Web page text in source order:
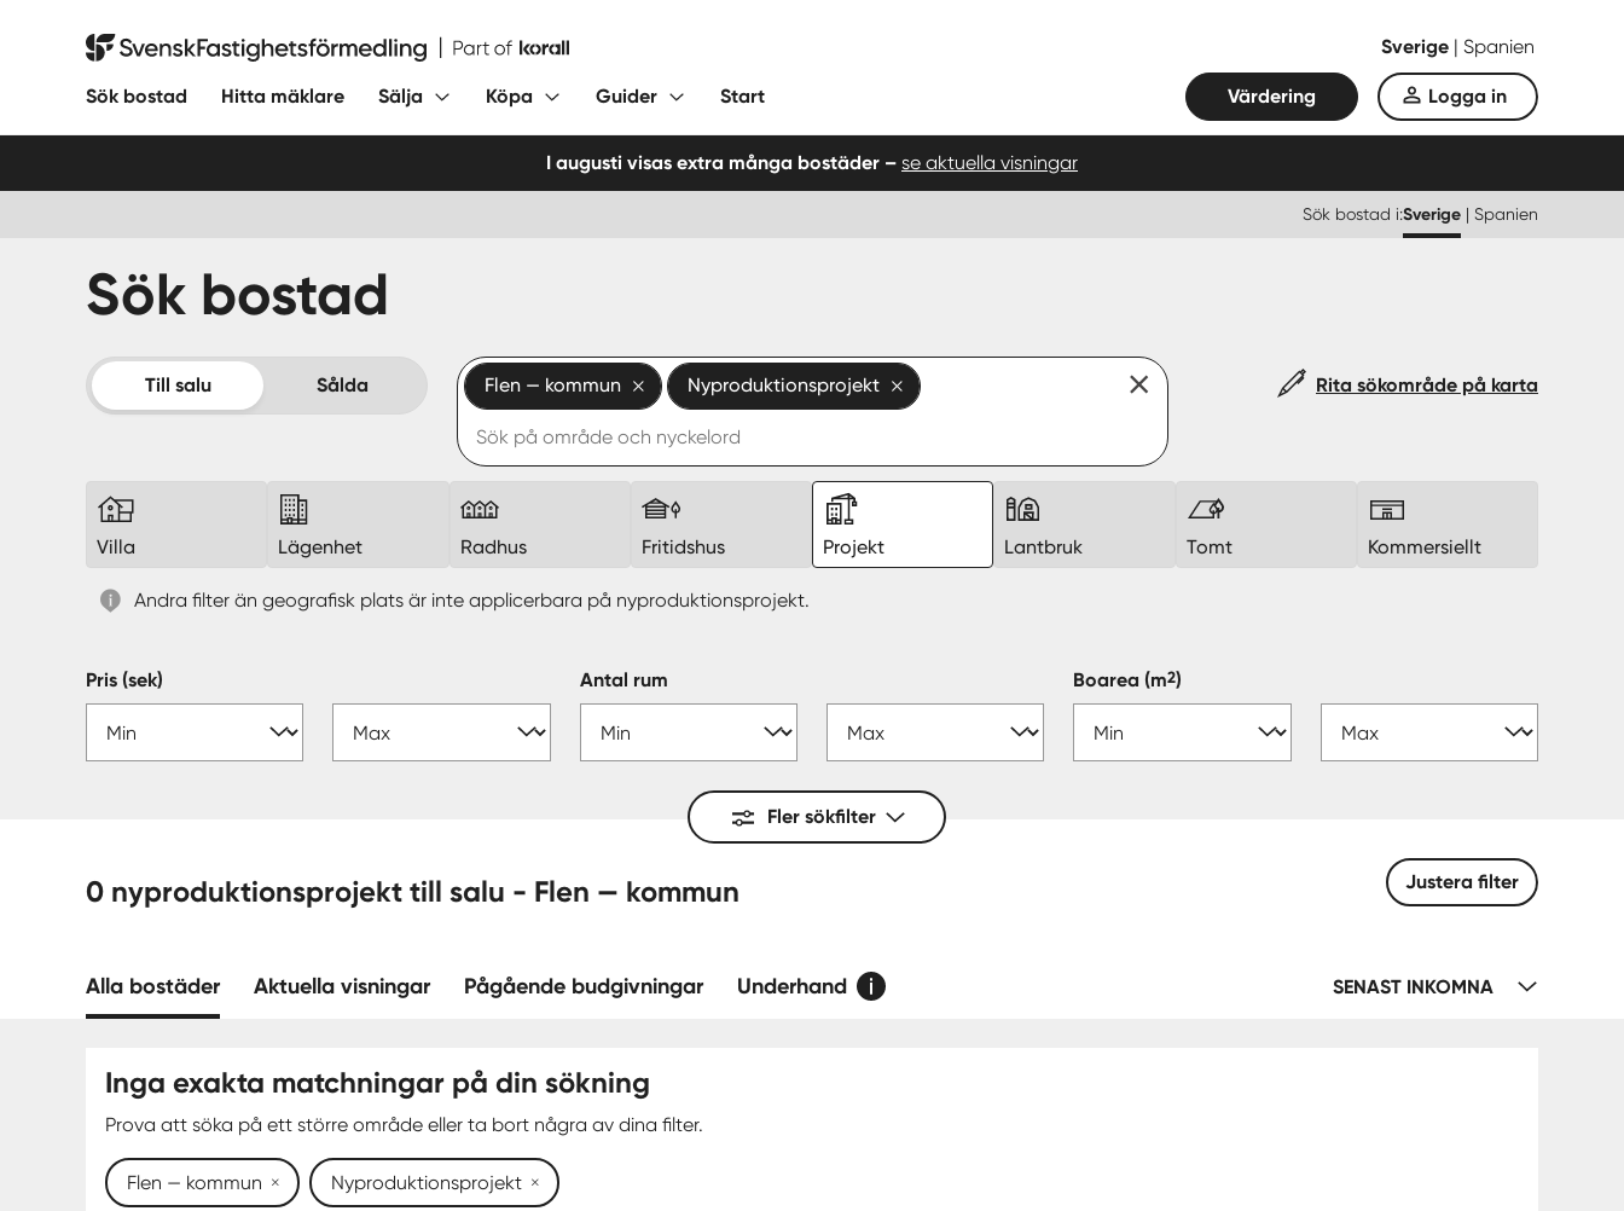
Svensk Fastighetsförmedling Sverige | Spanien
Sök bostad Hitta mäklare Sälja Köpa Guider Start Värdering Logga in
I augusti visas extra många bostäder – se aktuella visningar
Sök bostad i:Sverige | Spanien
Sök bostad
Till salu Sålda Flen — kommun Nyproduktionsprojekt Rita sökområde på karta
Villa Lägenhet Radhus Fritidshus Projekt Lantbruk Tomt Kommersiellt
Andra filter än geografisk plats är inte applicerbara på nyproduktionsprojekt.
Pris (sek) Antal rum Boarea(m2)
Fler sökfilter
0 nyproduktionsprojekt till salu - Flen — kommun Justera filter
Alla bostäder Aktuella visningar Pågående budgivningar Underhand SENAST INKOMNA
Inga exakta matchningar på din sökning
Prova att söka på ett större område eller ta bort några av dina filter.
Flen — kommun Nyproduktionsprojekt